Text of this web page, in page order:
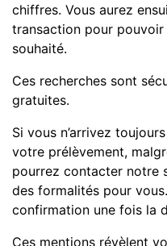
chiffres. Vous aurez
transaction pour
souhaité.
Ces recherches sont
gratuites.
Si vous n’arrivez
votre prélèvement,
pourrez contacter notre
des formalités pour
confirmation une fois la
Ces mentions révèlent